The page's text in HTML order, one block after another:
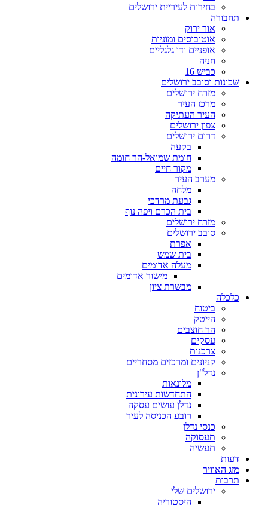
בחירות לעיריית ירושלים
תחבורה
אור ירוק
אוטובוסים ומוניות
אופניים ודו גלגליים
חניה
כביש 16
שכונות וסובב ירושלים
מזרח ירושלים
מרכז העיר
העיר העתיקה
צפון ירושלים
דרום ירושלים
בקעה
חומת שמואל-הר חומה
מקור חיים
מערב העיר
מלחה
גבעת מרדכי
בית הכרם ויפה נוף
מזרח ירושלים
סובב ירושלים
אפרת
בית שמש
מעלה אדומים
מישור אדומים
מבשרת ציון
כלכלה
ביטוח
הייטק
הר חוצבים
עסקים
צרכנות
קניונים ומרכזים מסחריים
נדל"ן
מלונאות
התחדשות עירונית
נדלן עושים עסקה
רובע הכניסה לעיר
כנסי נדלן
תעסוקה
תעשיה
דעות
מזג האוויר
תרבות
ירושלים שלי
היסטוריה